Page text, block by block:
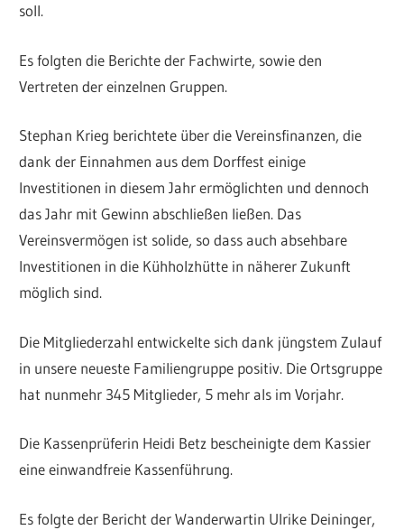
soll.
Es folgten die Berichte der Fachwirte, sowie den
Vertreten der einzelnen Gruppen.
Stephan Krieg berichtete über die Vereinsfinanzen, die
dank der Einnahmen aus dem Dorffest einige
Investitionen in diesem Jahr ermöglichten und dennoch
das Jahr mit Gewinn abschließen ließen. Das
Vereinsvermögen ist solide, so dass auch absehbare
Investitionen in die Kühholzhütte in näherer Zukunft
möglich sind.
Die Mitgliederzahl entwickelte sich dank jüngstem Zulauf
in unsere neueste Familiengruppe positiv. Die Ortsgruppe
hat nunmehr 345 Mitglieder, 5 mehr als im Vorjahr.
Die Kassenprüferin Heidi Betz bescheinigte dem Kassier
eine einwandfreie Kassenführung.
Es folgte der Bericht der Wanderwartin Ulrike Deininger,